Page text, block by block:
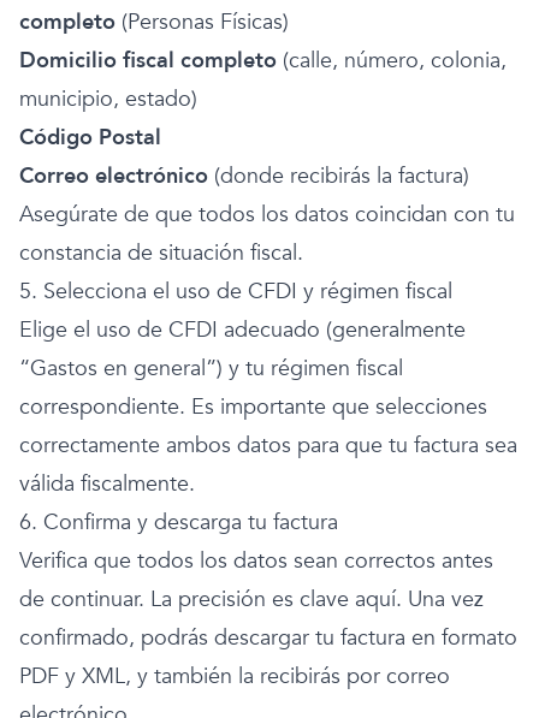
completo (Personas Físicas)
Domicilio fiscal completo (calle, número, colonia,
municipio, estado)
Código Postal
Correo electrónico (donde recibirás la factura)
Asegúrate de que todos los datos coincidan con tu
constancia de situación fiscal.
5. Selecciona el uso de CFDI y régimen fiscal
Elige el uso de CFDI adecuado (generalmente
“Gastos en general”) y tu régimen fiscal
correspondiente. Es importante que selecciones
correctamente ambos datos para que tu factura sea
válida fiscalmente.
6. Confirma y descarga tu factura
Verifica que todos los datos sean correctos antes
de continuar. La precisión es clave aquí. Una vez
confirmado, podrás descargar tu factura en formato
PDF y XML, y también la recibirás por correo